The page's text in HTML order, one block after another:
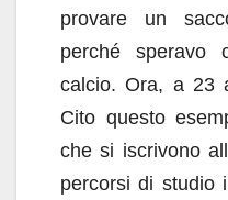
provare un
perché speravo
calcio. Ora, a 23
Cito questo
che si iscrivono
percorsi di studio